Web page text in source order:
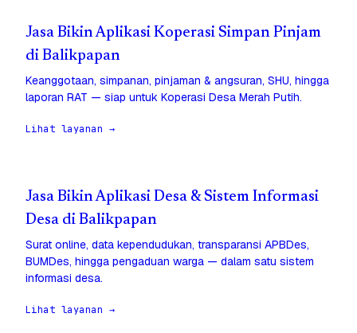
Jasa Bikin Aplikasi Koperasi Simpan Pinjam
di Balikpapan
Keanggotaan, simpanan, pinjaman & angsuran, SHU, hingga
laporan RAT — siap untuk Koperasi Desa Merah Putih.
Lihat layanan →
Jasa Bikin Aplikasi Desa & Sistem Informasi
Desa di Balikpapan
Surat online, data kependudukan, transparansi APBDes,
BUMDes, hingga pengaduan warga — dalam satu sistem
informasi desa.
Lihat layanan →